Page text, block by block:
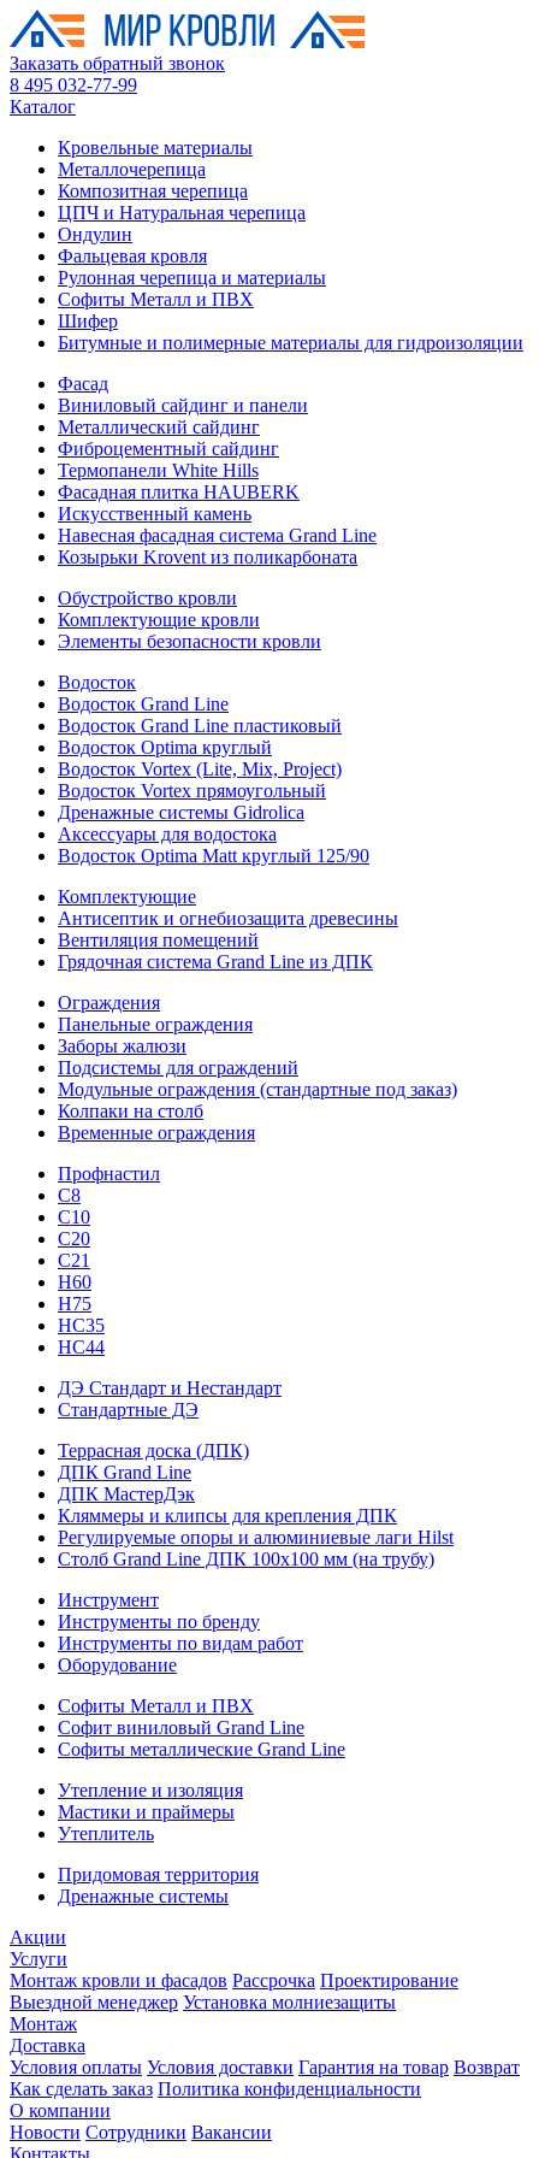
Заказать обратный звонок
8 495 032-77-99
Каталог
Кровельные материалы
Металлочерепица
Композитная черепица
ЦПЧ и Натуральная черепица
Ондулин
Фальцевая кровля
Рулонная черепица и материалы
Софиты Металл и ПВХ
Шифер
Битумные и полимерные материалы для гидроизоляции
Фасад
Виниловый сайдинг и панели
Металлический сайдинг
Фиброцементный сайдинг
Термопанели White Hills
Фасадная плитка HAUBERK
Искусственный камень
Навесная фасадная система Grand Line
Козырьки Krovent из поликарбоната
Обустройство кровли
Комплектующие кровли
Элементы безопасности кровли
Водосток
Водосток Grand Line
Водосток Grand Line пластиковый
Водосток Optima круглый
Водосток Vortex (Lite, Mix, Project)
Водосток Vortex прямоугольный
Дренажные системы Gidrolica
Аксессуары для водостока
Водосток Optima Matt круглый 125/90
Комплектующие
Антисептик и огнебиозащита древесины
Вентиляция помещений
Грядочная система Grand Line из ДПК
Ограждения
Панельные ограждения
Заборы жалюзи
Подсистемы для ограждений
Модульные ограждения (стандартные под заказ)
Колпаки на столб
Временные ограждения
Профнастил
С8
С10
С20
С21
H60
H75
HС35
НС44
ДЭ Стандарт и Нестандарт
Стандартные ДЭ
Террасная доска (ДПК)
ДПК Grand Line
ДПК МастерДэк
Кляммеры и клипсы для крепления ДПК
Регулируемые опоры и алюминиевые лаги Hilst
Столб Grand Line ДПК 100х100 мм (на трубу)
Инструмент
Инструменты по бренду
Инструменты по видам работ
Оборудование
Софиты Металл и ПВХ
Софит виниловый Grand Line
Софиты металлические Grand Line
Утепление и изоляция
Мастики и праймеры
Утеплитель
Придомовая территория
Дренажные системы
Акции
Услуги
Монтаж кровли и фасадов Рассрочка Проектирование
Выездной менеджер Установка молниезащиты
Монтаж
Доставка
Условия оплаты Условия доставки Гарантия на товар Возврат
Как сделать заказ Политика конфиденциальности
О компании
Новости Сотрудники Вакансии
Контакты